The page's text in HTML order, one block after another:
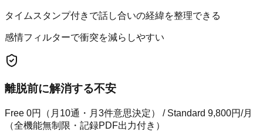
タイムスタンプ付きで話し合いの経緯を整理できる
感情フィルターで衝突を減らしやすい
離脱前に解消する不安
Free 0円（月10通・月3件意思決定） / Standard 9,800円/月
（全機能無制限・記録PDF出力付き）